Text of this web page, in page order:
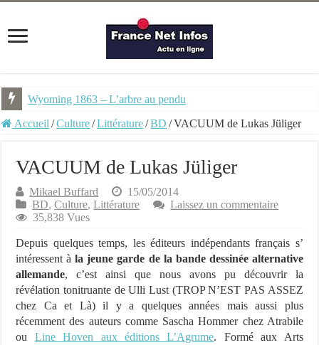
Wyoming 1863 – L’arbre au pendu
NEMU #7 – Spécial Steampunk – Revue trimestrielle
Accueil /Culture/Littérature/BD /VACUUM de Lukas Jüliger
VACUUM de Lukas Jüliger
Mikael Buffard
15/05/2014
BD,Culture,Littérature
Laissez un commentaire
35,838 Vues
Depuis quelques temps, les éditeurs indépendants français s’
intéressent àla jeune garde de la bande dessinée alternative
allemande, c’est ainsi que nous avons pu découvrir la
révélation tonitruante de Ulli Lust (TROP N’EST PAS ASSEZ
chez Ca et Là) il y a quelques années mais aussi plus
récemment des auteurs comme Sascha Hommer chez Atrabile
ou Line Hoven aux éditions L’Agrume. Formé aux Arts